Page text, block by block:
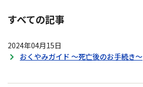
すべての記事
2024年04月15日
おくやみガイド ～死亡後のお手続き～